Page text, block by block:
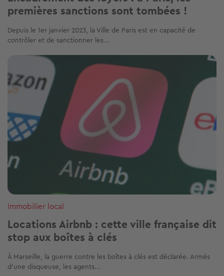
premières sanctions sont tombées !
Depuis le 1er janvier 2023, la Ville de Paris est en capacité de
contrôler et de sanctionner les...
Immobilier local
Locations Airbnb : cette ville française dit
stop aux boîtes à clés
À Marseille, la guerre contre les boîtes à clés est déclarée. Armés
d’une disqueuse, les agents...